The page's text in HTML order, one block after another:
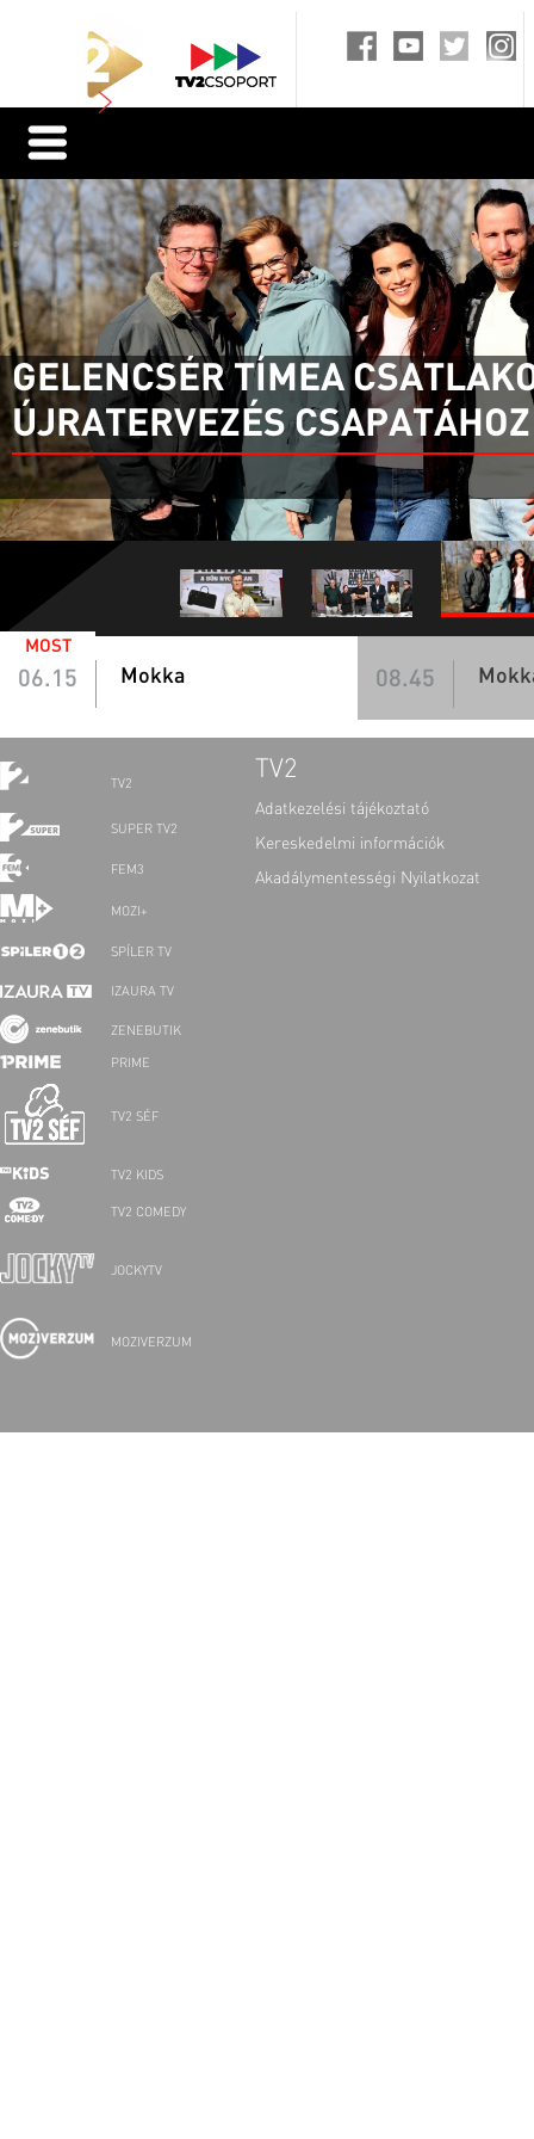
GELENCSÉR TÍMEA
ÚJRATERVEZÉS CSAPATÁHOZ
MOST
06.15 Mokka 08.45
TV2
SUPER TV2
FEM3
MOZI+
SPÍLER TV
IZAURA TV
ZENEBUTIK
PRIME
TV2 SÉF
TV2 KIDS
TV2 COMEDY
JOCKYTV
MOZIVERZUM
TV2
Adatkezelési tájékoztató
Kereskedelmi információk
Akadálymentességi Nyilatkozat